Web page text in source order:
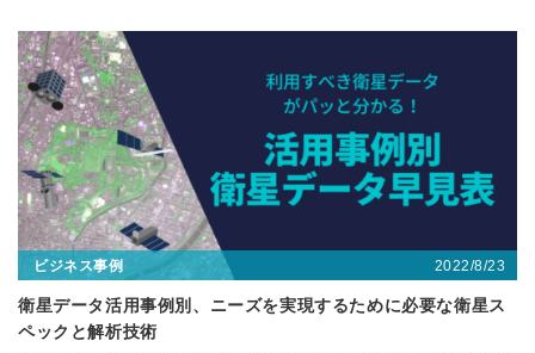
ビジネス事例 2022/8/23
衛星データ活用事例別、ニーズを実現するために必要な衛星ス
ペックと解析技術